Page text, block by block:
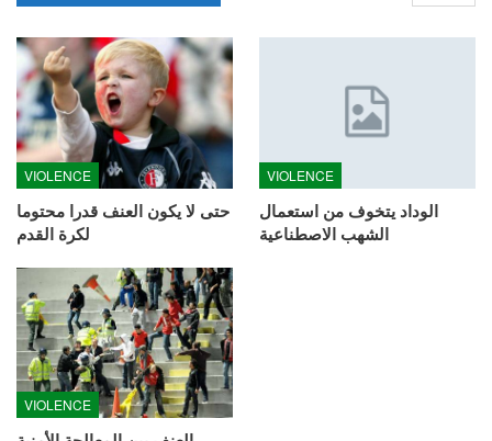
VIOLENCE
حتى لا يكون العنف قدرا محتوما
لكرة القدم
VIOLENCE
الوداد يتخوف من استعمال
الشهب الاصطناعية
VIOLENCE